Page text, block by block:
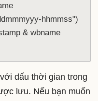
hhmmss")
& wbname
dấu thời gian trong
lưu. Nếu bạn muốn